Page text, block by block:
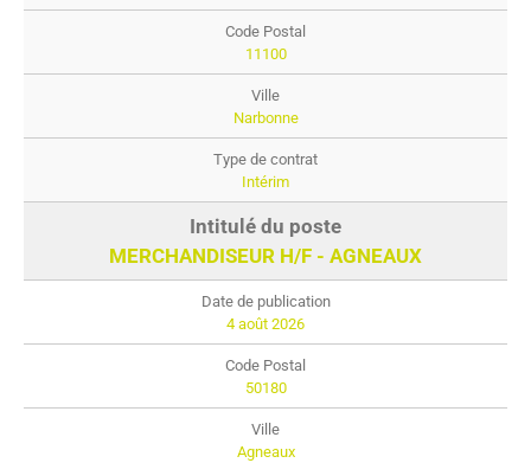
11100
Narbonne
Intérim
MERCHANDISEUR H/F - AGNEAUX
4 août 2026
50180
Agneaux